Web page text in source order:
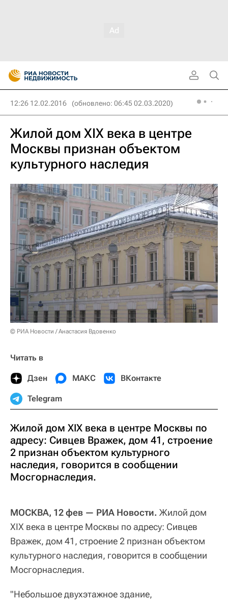
12:26 12.02.2016 (обновлено: 06:45 02.03.2020)
Жилой дом XIX века в центре
Москвы признан объектом
культурного наследия
© РИА Новости / Анастасия Вдовенко
Читать в
Дзен МАКС ВКонтакте
Telegram
Жилой дом XIX века в центре Москвы по
адресу: Сивцев Вражек, дом 41, строение
2 признан объектом культурного
наследия, говорится в сообщении
Мосгорнаследия.
МОСКВА, 12 фев — РИА Новости. Жилой дом
XIX века в центре Москвы по адресу: Сивцев
Вражек, дом 41, строение 2 признан объектом
культурного наследия, говорится в сообщении
Мосгорнаследия.
"Небольшое двухэтажное здание,